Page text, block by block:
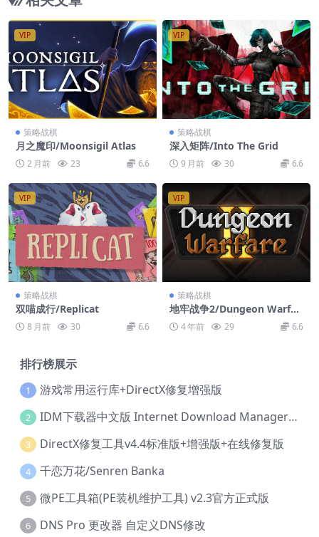
VIP
策略战棋
月之魔印/Moonsigil Atlas
2 月前 23 6.6
VIP
策略战棋
深入矩阵/Into The Grid
9 月前 30 6.6
VIP
策略战棋
双喵成行/Replicat
8 月前 30 6.6
VIP
策略战棋
地牢战争2/Dungeon Warfar
e 2 4 年前 29 6.6
排行榜展示
1 游戏常用运行库+DirectX修复增强版
2 IDM下载器中文版 Internet Download Manager v6.42.36 IDM
3 DirectX修复工具v4.4标准版+增强版+在线修复版
4 千恋万花/Senren Banka
5 微PE工具箱(PE装机维护工具) v2.3官方正式版
6 DNS Pro 更改器 自定义DNS修改